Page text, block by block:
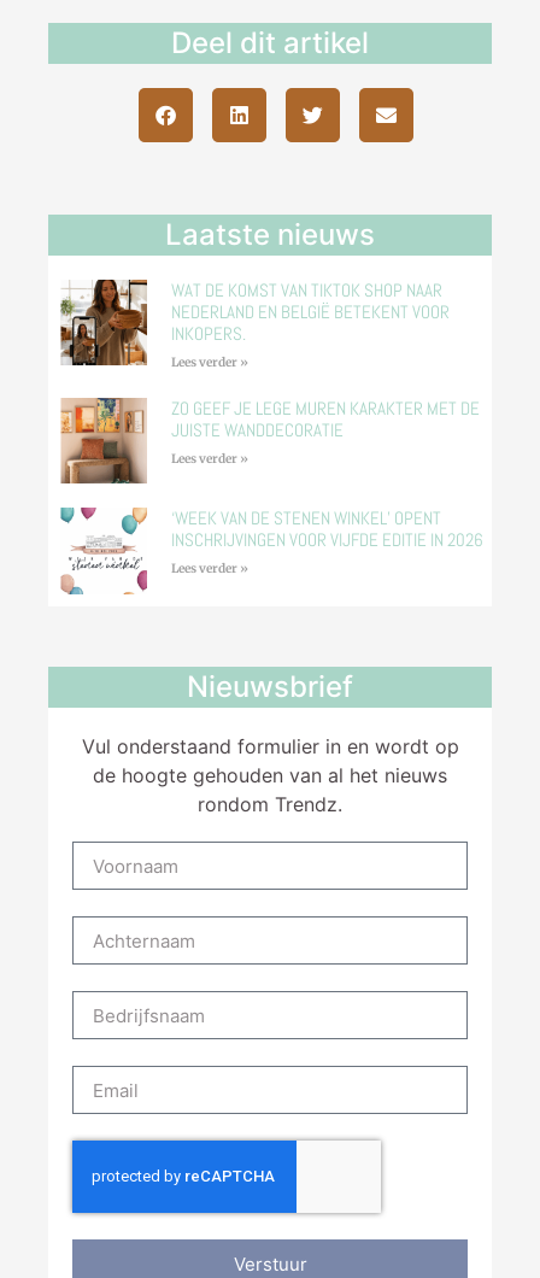
Deel dit artikel
Laatste nieuws
WAT DE KOMST VAN TIKTOK SHOP NAAR
NEDERLAND EN BELGIË BETEKENT VOOR
INKOPERS.
Lees verder »
ZO GEEF JE LEGE MUREN KARAKTER MET DE
JUISTE WANDDECORATIE
Lees verder »
‘WEEK VAN DE STENEN WINKEL’ OPENT
INSCHRIJVINGEN VOOR VIJFDE EDITIE IN 2026
Lees verder »
Nieuwsbrief
Vul onderstaand formulier in en wordt op
de hoogte gehouden van al het nieuws
rondom Trendz.
Verstuur